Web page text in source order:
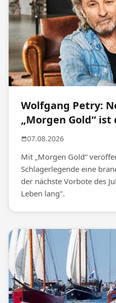
Wolfgang Petry:
„Morgen Gold“ ist
07.08.2026
Mit „Morgen Gold“
Schlagerlegende eine
der nächste Vorbote des
Leben lang".